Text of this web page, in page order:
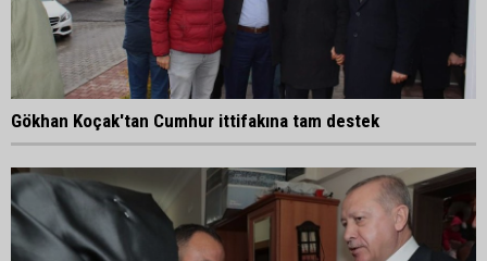
Gökhan Koçak'tan Cumhur ittifakına tam destek